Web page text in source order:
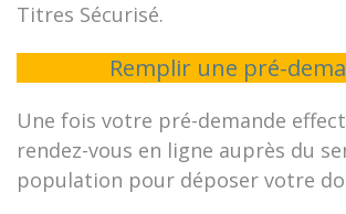
Titres Sécurisé.
Remplir une pré-
Une fois votre pré-demande
rendez-vous en ligne auprès du
population pour déposer votre